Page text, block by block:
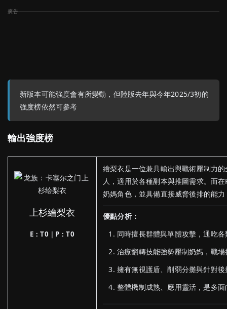
新版本可能強度會有所變動，但陸版去年與今年2025/3初的
強度榜依然可參考
輸出強度榜
上杉繪梨衣
E：T0｜P：T0
繪梨衣是一位兼具輸出與戰術壓制力
人，適用於各種副本與推圖需求。而
奶媽角色，並具備直接威脅後排的能
優點分析：
同時擅長群體與單體攻擊，通吃各
治療翻轉技能強勢壓制奶媽，戰
擁有無視護盾、削弱分攤與針對
整體機制成熟、應用靈活，是多